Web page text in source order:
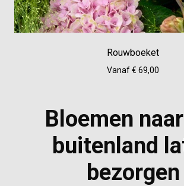
Rouwboeket
Vanaf € 69,00
Bloemen
buitenland
bezorgen